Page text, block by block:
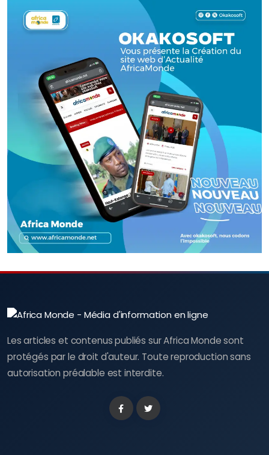
Les articles et contenus publiés sur Africa Monde sont
protégés par le droit d'auteur. Toute reproduction sans
autorisation préalable est interdite.
FacebookTwitter